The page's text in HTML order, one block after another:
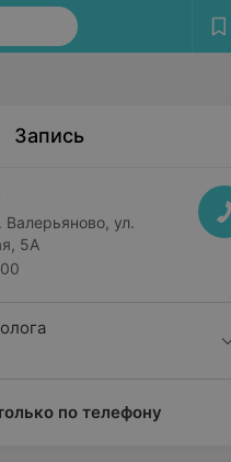
Запись
ул.
5А
по телефону